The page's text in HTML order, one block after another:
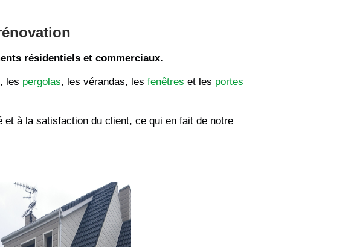
résidentiels et commerciaux.
, les pergolas, les vérandas, les fenêtres et les portes
à la satisfaction du client, ce qui en fait de notre